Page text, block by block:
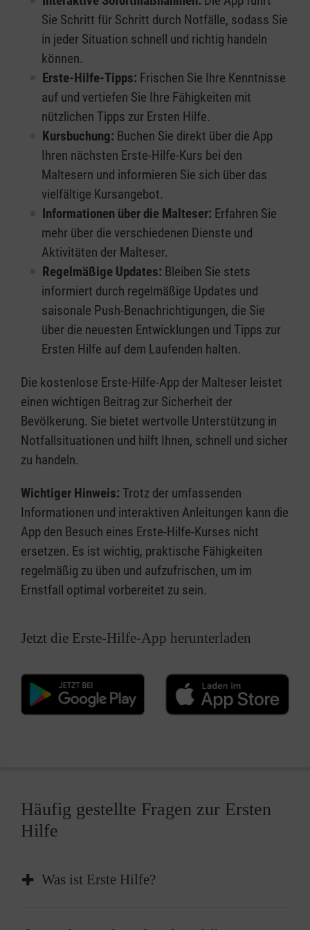
Sie Schritt für Schritt durch Notfälle, sodass Sie
in jeder Situation schnell und richtig handeln
können.
Erste-Hilfe-Tipps: Frischen Sie Ihre Kenntnisse
auf und vertiefen Sie Ihre Fähigkeiten mit
nützlichen Tipps zur Ersten Hilfe.
Kursbuchung: Buchen Sie direkt über die App
Ihren nächsten Erste-Hilfe-Kurs bei den
Maltesern und informieren Sie sich über das
vielfältige Kursangebot.
Informationen über die Malteser: Erfahren Sie
mehr über die verschiedenen Dienste und
Aktivitäten der Malteser.
Regelmäßige Updates: Bleiben Sie stets
informiert durch regelmäßige Updates und
saisonale Push-Benachrichtigungen, die Sie
über die neuesten Entwicklungen und Tipps zur
Ersten Hilfe auf dem Laufenden halten.
Die kostenlose Erste-Hilfe-App der Malteser leistet
einen wichtigen Beitrag zur Sicherheit der
Bevölkerung. Sie bietet wertvolle Unterstützung in
Notfallsituationen und hilft Ihnen, schnell und sicher
zu handeln.
Wichtiger Hinweis: Trotz der umfassenden
Informationen und interaktiven Anleitungen kann die
App den Besuch eines Erste-Hilfe-Kurses nicht
ersetzen. Es ist wichtig, praktische Fähigkeiten
regelmäßig zu üben und aufzufrischen, um im
Ernstfall optimal vorbereitet zu sein.
Jetzt die Erste-Hilfe-App herunterladen
Häufig gestellte Fragen zur Ersten
Hilfe
Was ist Erste Hilfe?